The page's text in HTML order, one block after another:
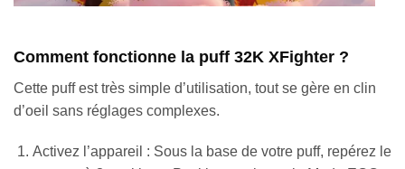
Comment fonctionne la puff 32K XFighter ?
Cette puff est très simple d’utilisation, tout se gère en clin
d’oeil sans réglages complexes.
Activez l’appareil : Sous la base de votre puff, repérez le